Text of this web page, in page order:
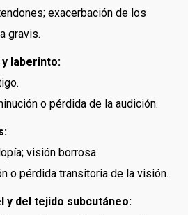
exacerbación de los
gravis.
laberinto:
o pérdida de la audición.
visión borrosa.
o pérdida transitoria de la visión.
y del tejido subcutáneo: